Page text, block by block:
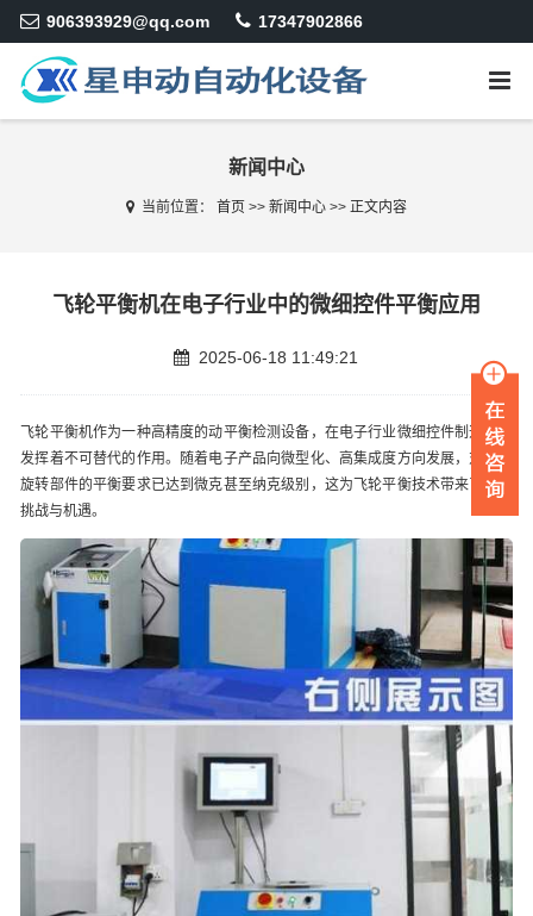
906393929@qq.com 17347902866
新闻中心
当前位置： 首页 >> 新闻中心>> 正文内容
飞轮平衡机在电子行业中的微细控件平衡应用
2025-06-18 11:49:21
飞轮平衡机作为一种高精度的动平衡检测设备，在电子行业微细控件制造领域
发挥着不可替代的作用。随着电子产品向微型化、高集成度方向发展，对微型
旋转部件的平衡要求已达到微克甚至纳克级别，这为飞轮平衡技术带来了新的
挑战与机遇。